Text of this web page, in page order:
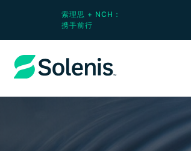
索理思 + NCH：
携手前行